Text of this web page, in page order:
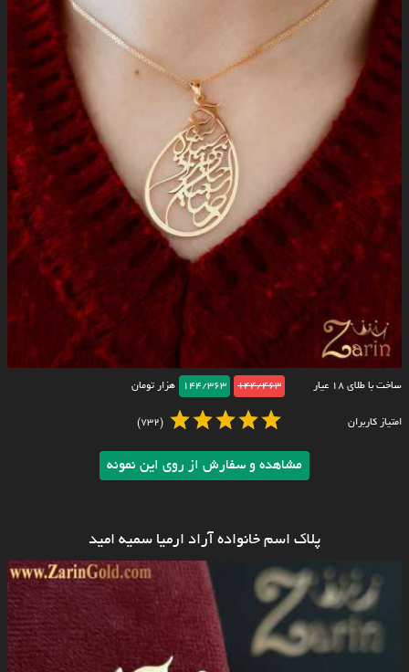
ساخت با طلای ۱۸ عیار 144/463
144/363 هزار تومان
امتیاز کاربران (732)
مشاهده و سفارش از روی این نمونه
پلاک اسم خانواده آراد ارمیا سمیه امید